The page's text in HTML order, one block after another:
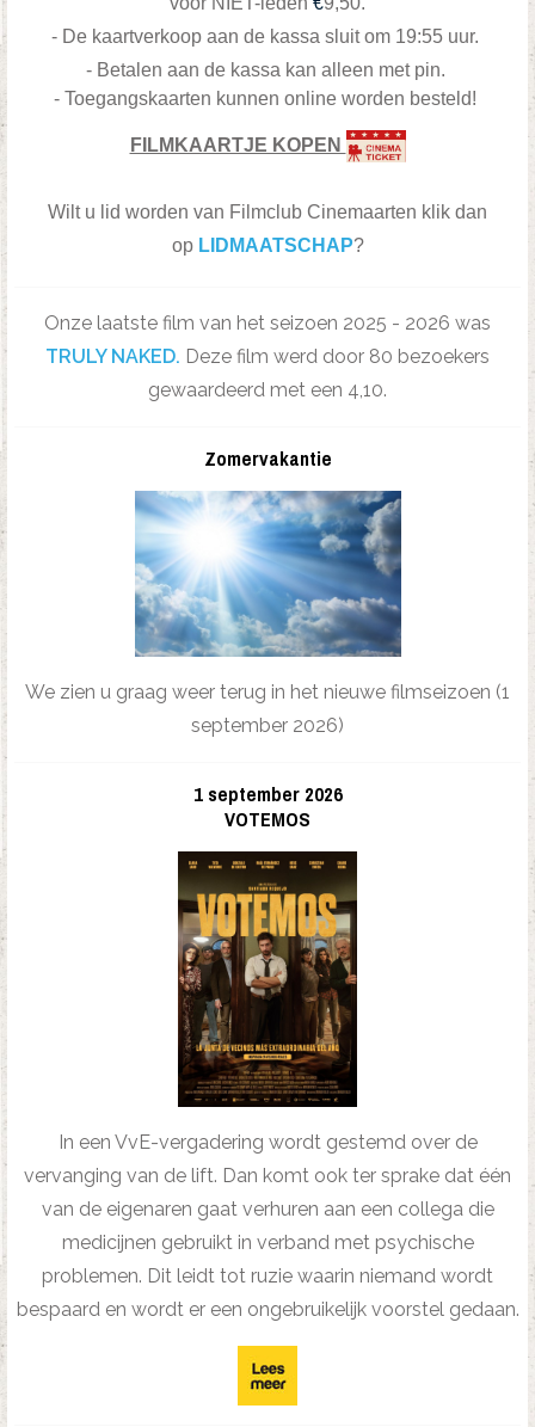
- De kaartverkoop aan de kassa sluit om 19:55 uur.
- Betalen aan de kassa kan alleen met pin.
- Toegangskaarten kunnen online worden besteld!
FILMKAARTJE KOPEN
Wilt u lid worden van Filmclub Cinemaarten klik dan
op LIDMAATSCHAP?
Onze laatste film van het seizoen 2025 - 2026 was
TRULY NAKED. Deze film werd door 80 bezoekers
gewaardeerd met een 4,10.
Zomervakantie
We zien u graag weer terug in het nieuwe filmseizoen (1
september 2026)
1 september 2026
VOTEMOS
In een VvE-vergadering wordt gestemd over de
vervanging van de lift. Dan komt ook ter sprake dat één
van de eigenaren gaat verhuren aan een collega die
medicijnen gebruikt in verband met psychische
problemen. Dit leidt tot ruzie waarin niemand wordt
bespaard en wordt er een ongebruikelijk voorstel gedaan.